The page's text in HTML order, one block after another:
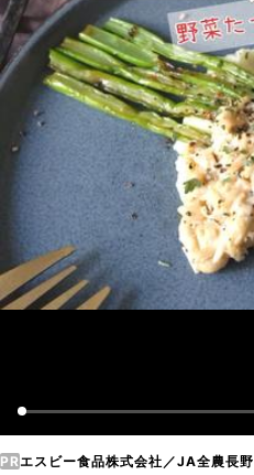
PRエスビー食品株式会社／JA全農長野